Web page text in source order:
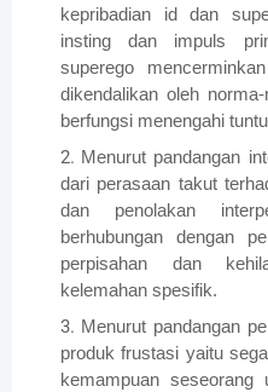
kepribadian id dan
insting dan impuls
superego
dikendalikan oleh
berfungsi menengahi
Menurut pandangan
dari perasaan takut
dan penolakan
berhubungan dengan
perpisahan dan
kelemahan spesifik.
Menurut pandangan
produk frustasi yaitu
kemampuan